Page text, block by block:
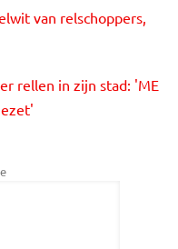
van relschoppers,
rellen in zijn stad: 'ME